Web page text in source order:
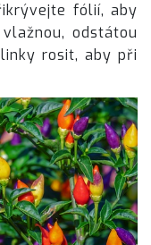
fólií, aby
odstátou
rosit, aby při